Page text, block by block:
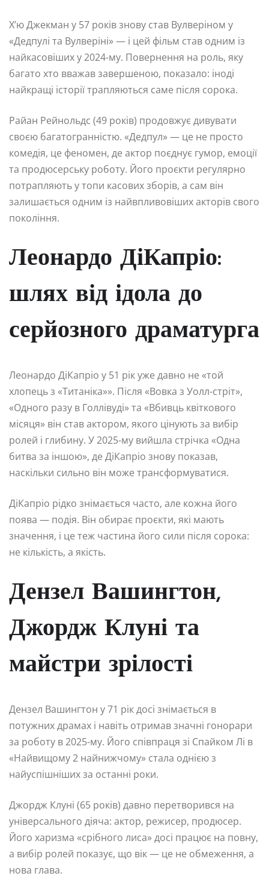
Х’ю Джекман у 57 років знову став Вулверіном у
«Дедпулі та Вулверіні» — і цей фільм став одним із
найкасовіших у 2024-му. Повернення на роль, яку
багато хто вважав завершеною, показало: іноді
найкращі історії трапляються саме після сорока.
Райан Рейнольдс (49 років) продовжує дивувати
своєю багатогранністю. «Дедпул» — це не просто
комедія, це феномен, де актор поєднує гумор, емоції
та продюсерську роботу. Його проєкти регулярно
потрапляють у топи касових зборів, а сам він
залишається одним із найвпливовіших акторів свого
покоління.
Леонардо ДіКапріо:
шлях від ідола до
серйозного драматурга
Леонардо ДіКапріо у 51 рік уже давно не «той
хлопець з «Титаніка»». Після «Вовка з Уолл-стріт»,
«Одного разу в Голлівуді» та «Вбивць квіткового
місяця» він став актором, якого цінують за вибір
ролей і глибину. У 2025-му вийшла стрічка «Одна
битва за іншою», де ДіКапріо знову показав,
наскільки сильно він може трансформуватися.
ДіКапріо рідко знімається часто, але кожна його
поява — подія. Він обирає проєкти, які мають
значення, і це теж частина його сили після сорока:
не кількість, а якість.
Дензел Вашингтон,
Джордж Клуні та
майстри зрілості
Дензел Вашингтон у 71 рік досі знімається в
потужних драмах і навіть отримав значні гонорари
за роботу в 2025-му. Його співпраця зі Спайком Лі в
«Найвищому 2 найнижчому» стала однією з
найуспішніших за останні роки.
Джордж Клуні (65 років) давно перетворився на
універсального діяча: актор, режисер, продюсер.
Його харизма «срібного лиса» досі працює на повну,
а вибір ролей показує, що вік — це не обмеження, а
нова глава.